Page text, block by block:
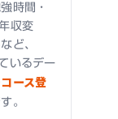
時間・
収変
ど、
いるデー
ース登
。